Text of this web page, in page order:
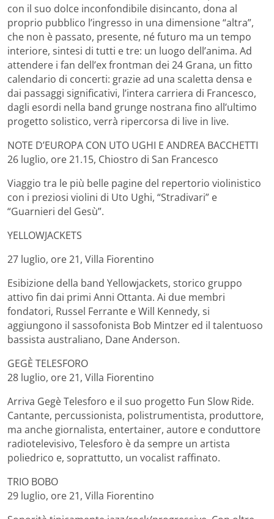
con il suo dolce inconfondibile disincanto, dona al
proprio pubblico l’ingresso in una dimensione “altra”,
che non è passato, presente, né futuro ma un tempo
interiore, sintesi di tutti e tre: un luogo dell’anima. Ad
attendere i fan dell’ex frontman dei 24 Grana, un fitto
calendario di concerti: grazie ad una scaletta densa e
dai passaggi significativi, l’intera carriera di Francesco,
dagli esordi nella band grunge nostrana fino all’ultimo
progetto solistico, verrà ripercorsa di live in live.
NOTE D’EUROPA CON UTO UGHI E ANDREA BACCHETTI
26 luglio, ore 21.15, Chiostro di San Francesco
Viaggio tra le più belle pagine del repertorio violinistico
con i preziosi violini di Uto Ughi, “Stradivari” e
“Guarnieri del Gesù”.
YELLOWJACKETS
27 luglio, ore 21, Villa Fiorentino
Esibizione della band Yellowjackets, storico gruppo
attivo fin dai primi Anni Ottanta. Ai due membri
fondatori, Russel Ferrante e Will Kennedy, si
aggiungono il sassofonista Bob Mintzer ed il talentuoso
bassista australiano, Dane Anderson.
GEGÈ TELESFORO
28 luglio, ore 21, Villa Fiorentino
Arriva Gegè Telesforo e il suo progetto Fun Slow Ride.
Cantante, percussionista, polistrumentista, produttore,
ma anche giornalista, entertainer, autore e conduttore
radiotelevisivo, Telesforo è da sempre un artista
poliedrico e, soprattutto, un vocalist raffinato.
TRIO BOBO
29 luglio, ore 21, Villa Fiorentino